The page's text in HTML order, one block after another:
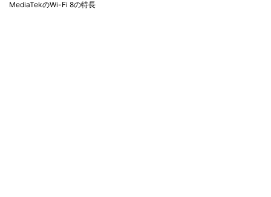
MediaTekのWi-Fi 8の特長